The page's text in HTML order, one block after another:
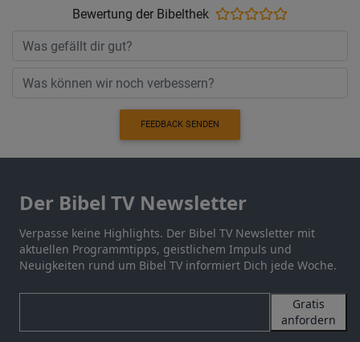
Bewertung der Bibelthek
FEEDBACK SENDEN
Der Bibel TV Newsletter
Verpasse keine Highlights. Der Bibel TV Newsletter mit
aktuellen Programmtipps, geistlichem Impuls und
Neuigkeiten rund um Bibel TV informiert Dich jede Woche.
Gratis
anfordern